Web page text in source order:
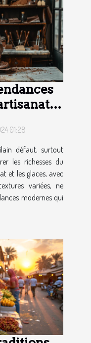
01:28
défaut, surtout
les richesses du
et les glaces, avec
variées, ne
modernes qui